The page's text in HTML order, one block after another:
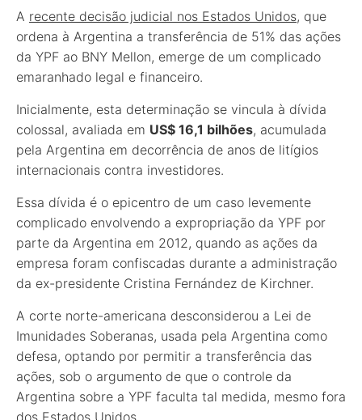
A recente decisão judicial nos Estados Unidos, que
ordena à Argentina a transferência de 51% das ações
da YPF ao BNY Mellon, emerge de um complicado
emaranhado legal e financeiro.
Inicialmente, esta determinação se vincula à dívida
colossal, avaliada em US$ 16,1 bilhões, acumulada
pela Argentina em decorrência de anos de litígios
internacionais contra investidores.
Essa dívida é o epicentro de um caso levemente
complicado envolvendo a expropriação da YPF por
parte da Argentina em 2012, quando as ações da
empresa foram confiscadas durante a administração
da ex-presidente Cristina Fernández de Kirchner.
A corte norte-americana desconsiderou a Lei de
Imunidades Soberanas, usada pela Argentina como
defesa, optando por permitir a transferência das
ações, sob o argumento de que o controle da
Argentina sobre a YPF faculta tal medida, mesmo fora
dos Estados Unidos.